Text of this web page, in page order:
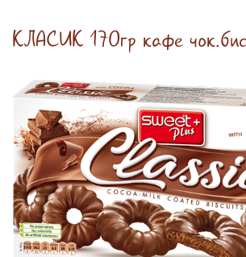
КЛАСИК 170гр кафе